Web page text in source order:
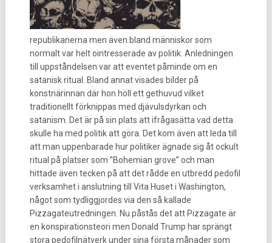
republikanerna men även bland människor som
normalt var helt ointresserade av politik. Anledningen
till uppståndelsen var att eventet påminde om en
satanisk ritual. Bland annat visades bilder på
konstnärinnan där hon höll ett gethuvud vilket
traditionellt förknippas med djävulsdyrkan och
satanism. Det är på sin plats att ifrågasätta vad detta
skulle ha med politik att göra. Det kom även att leda till
att man uppenbarade hur politiker ägnade sig åt ockult
ritual på platser som ”Bohemian grove” och man
hittade även tecken på att det rådde en utbredd pedofil
verksamhet i anslutning till Vita Huset i Washington,
något som tydliggjordes via den så kallade
Pizzagateutredningen. Nu påstås det att Pizzagate är
en konspirationsteori men Donald Trump har sprängt
stora pedofilnätverk under sina första månader som